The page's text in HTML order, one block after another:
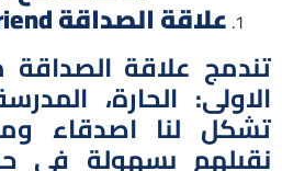
علاقة الصداقة
تندمج علاقة الصداقة
الاولى: الحارة،
تشكل لنا اصدقاء
نقبلهم بسهولة في